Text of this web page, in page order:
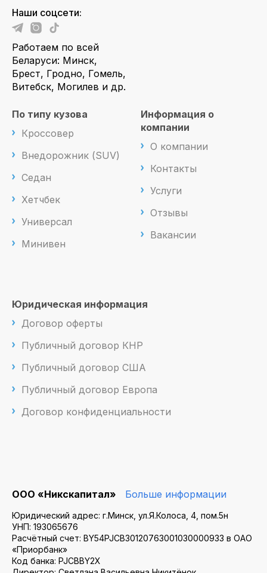
Наши соцсети:
Работаем по всей
Беларуси: Минск,
Брест, Гродно, Гомель,
Витебск, Могилев и др.
По типу кузова
Кроссовер
Внедорожник (SUV)
Седан
Хетчбек
Универсал
Минивен
Информация о
компании
О компании
Контакты
Услуги
Отзывы
Вакансии
Юридическая информация
Договор оферты
Публичный договор КНР
Публичный договор США
Публичный договор Европа
Договор конфиденциальности
ООО «Никскапитал» Больше информации
Юридический адрес: г.Минск, ул.Я.Колоса, 4, пом.5н
УНП: 193065676
Расчётный счет: BY54PJCB30120763001030000933 в ОАО
«Приорбанк»
Код банка: PJCBBY2X